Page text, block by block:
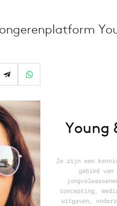
& crisis
Young
Ze zijn een
gebied
concepting,
uitgaven,